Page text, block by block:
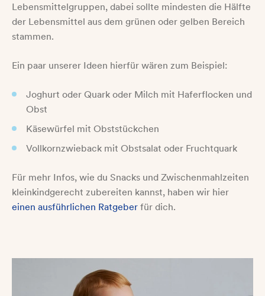
Lebensmittelgruppen, dabei sollte mindesten die Hälfte
der Lebensmittel aus dem grünen oder gelben Bereich
stammen.
Ein paar unserer Ideen hierfür wären zum Beispiel:
Joghurt oder Quark oder Milch mit Haferflocken und
Obst
Käsewürfel mit Obststückchen
Vollkornzwieback mit Obstsalat oder Fruchtquark
Für mehr Infos, wie du Snacks und Zwischenmahlzeiten
kleinkindgerecht zubereiten kannst, haben wir hier
einen ausführlichen Ratgeber für dich.